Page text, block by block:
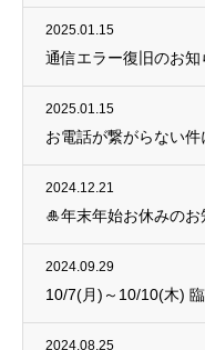
2025.01.15
通信エラー復旧のお知
2025.01.15
お電話が繋がらない件
2024.12.21
🎍年末年始お休みのお
2024.09.29
10/7(月)～10/10(木)
2024.08.25